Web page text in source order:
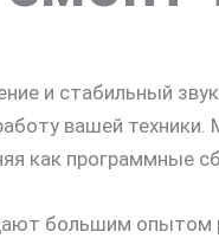
и стабильный
вашей
как программные
большим опытом